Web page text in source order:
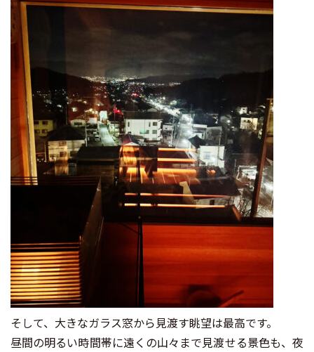
そして、大きなガラス窓から見渡す眺望は最高です。
昼間の明るい時間帯に遠くの山々まで見渡せる景色も、夜